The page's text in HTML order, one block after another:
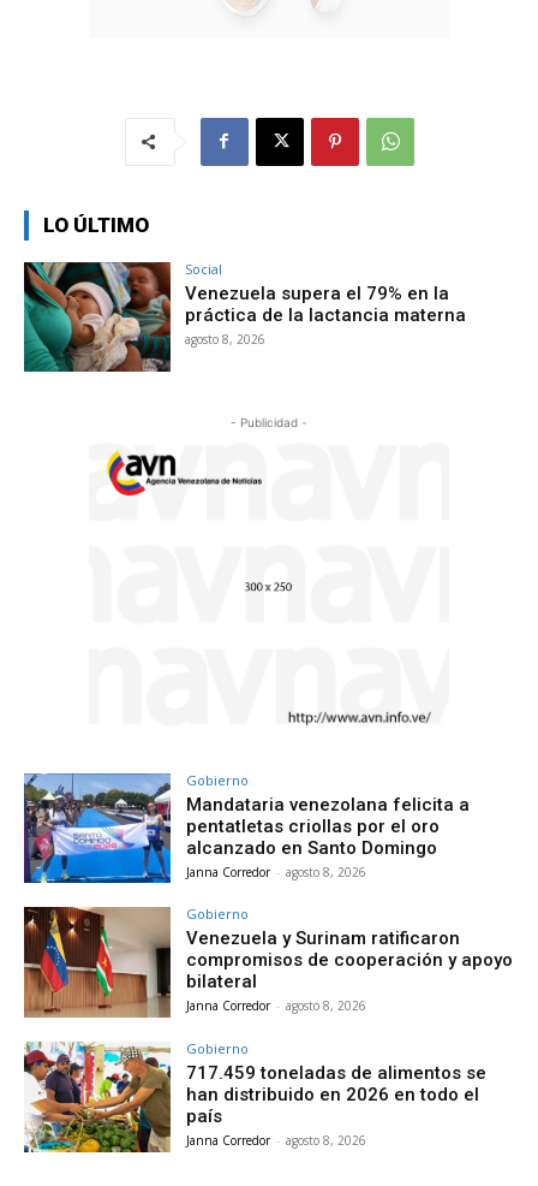
LO ÚLTIMO
Social
Venezuela supera el 79% en la
práctica de la lactancia materna
agosto 8, 2026
- Publicidad -
Gobierno
Mandataria venezolana felicita a
pentatletas criollas por el oro
alcanzado en Santo Domingo
Janna Corredor - agosto 8, 2026
Gobierno
Venezuela y Surinam ratificaron
compromisos de cooperación y apoyo
bilateral
Janna Corredor - agosto 8, 2026
Gobierno
717.459 toneladas de alimentos se
han distribuido en 2026 en todo el
país
Janna Corredor - agosto 8, 2026